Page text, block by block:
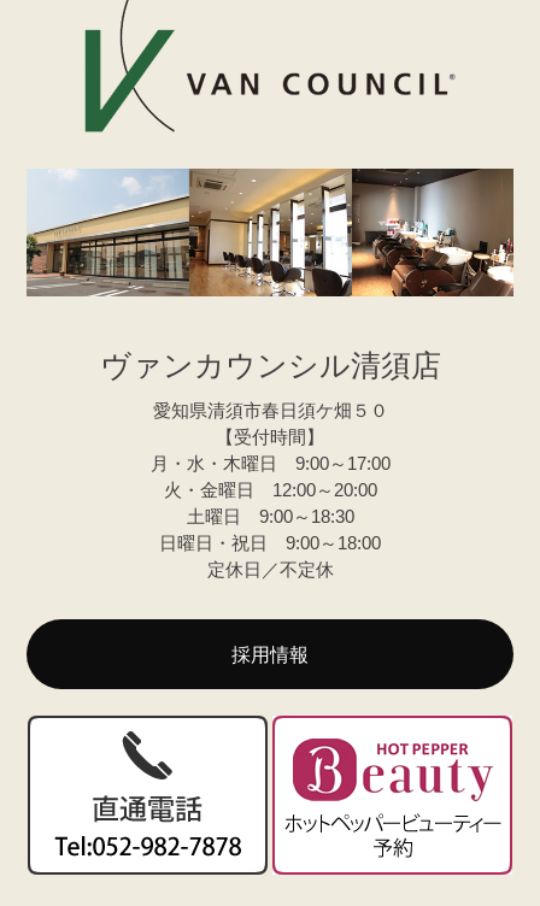
ヴァンカウンシル清須店
愛知県清須市春日須ケ畑５０
【受付時間】
月・水・木曜日 9:00～17:00
火・金曜日 12:00～20:00
土曜日 9:00～18:30
日曜日・祝日 9:00～18:00
定休日／不定休
採用情報